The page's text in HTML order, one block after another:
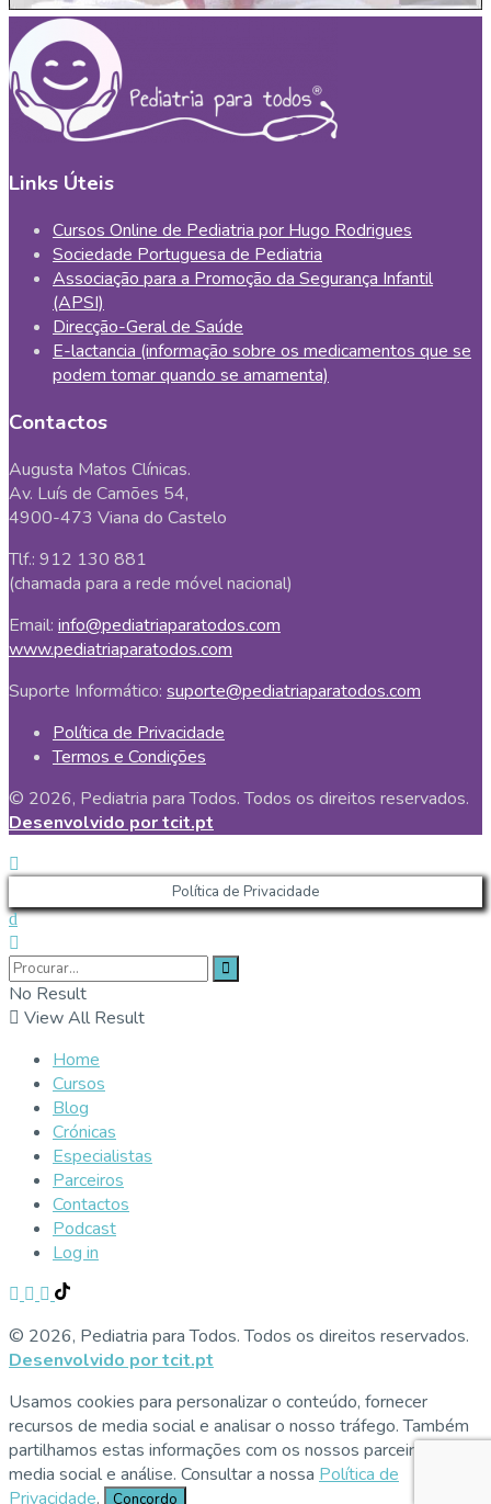
Links Úteis
Cursos Online de Pediatria por Hugo Rodrigues
Sociedade Portuguesa de Pediatria
Associação para a Promoção da Segurança Infantil
(APSI)
Direcção-Geral de Saúde
E-lactancia (informação sobre os medicamentos que se
podem tomar quando se amamenta)
Contactos
Augusta Matos Clínicas.
Av. Luís de Camões 54,
4900-473 Viana do Castelo
Tlf.: 912 130 881
(chamada para a rede móvel nacional)
Email: info@pediatriaparatodos.com
www.pediatriaparatodos.com
Suporte Informático: suporte@pediatriaparatodos.com
Política de Privacidade
Termos e Condições
© 2026, Pediatria para Todos. Todos os direitos reservados.
Desenvolvido por tcit.pt
Política de Privacidade
No Result
View All Result
Home
Cursos
Blog
Crónicas
Especialistas
Parceiros
Contactos
Podcast
Log in
© 2026, Pediatria para Todos. Todos os direitos reservados.
Desenvolvido por tcit.pt
Usamos cookies para personalizar o conteúdo, fornecer
recursos de media social e analisar o nosso tráfego. Também
partilhamos estas informações com os nossos parceiros de
media social e análise. Consultar a nossa Política de
Privacidade. Concordo